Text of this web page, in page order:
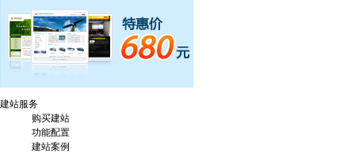
建站服务
购买建站
功能配置
建站案例